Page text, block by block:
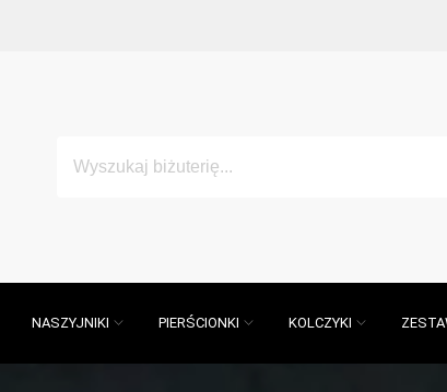
NASZYJNIKI PIERŚCIONKI KOLCZYKI